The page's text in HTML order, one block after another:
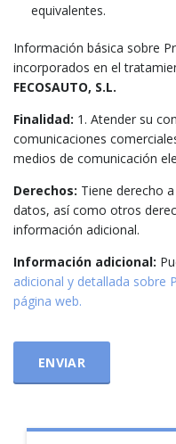
equivalentes.
Información básica sobre
incorporados en el
FECOSAUTO, S.L.
Finalidad: 1. Atender su
comunicaciones
medios de comunicación
Derechos: Tiene derecho
datos, así como otros
información adicional.
Información adicional:
adicional y detallada sobre
página web.
ENVIAR